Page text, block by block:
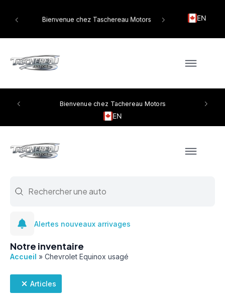
Bienvenue chez Taschereau Motors EN
Bienvenue chez Tachereau Motors
EN
Notre inventaire
Accueil » Chevrolet Equinox usagé
Alertes nouveaux arrivages
Articles